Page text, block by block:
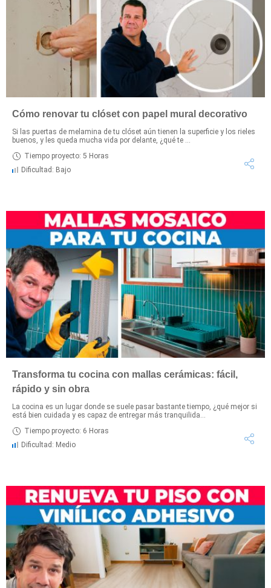
Cómo renovar tu clóset con papel mural decorativo
Si las puertas de melamina de tu clóset aún tienen la superficie y los rieles
buenos, y les queda mucha vida por delante, ¿qué te ...
Tiempo proyecto: 5 Horas
Dificultad: Bajo
Transforma tu cocina con mallas cerámicas: fácil,
rápido y sin obra
La cocina es un lugar donde se suele pasar bastante tiempo, ¿qué mejor si
está bien cuidada y es capaz de entregar más tranquilida...
Tiempo proyecto: 6 Horas
Dificultad: Medio